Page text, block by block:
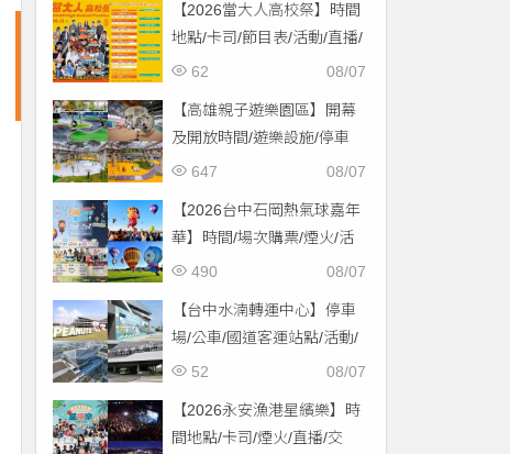
【2026當大人高校祭】時間
地點/卡司/節目表/活動/直播/
交通，免費入場！
08/07
62
【高雄親子遊樂園區】開幕
及開放時間/遊樂設施/停車
場/交通一次看！
08/07
647
【2026台中石岡熱氣球嘉年
華】時間/場次購票/煙火/活
動/交通，土牛運動公園登08/07
490
【台中水湳轉運中心】停車
場/公車/國道客運站點/活動/
交通，啟用免費停車！ 08/07
52
【2026永安漁港星繽樂】時
間地點/卡司/煙火/直播/交